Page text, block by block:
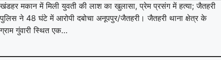
खंडहर मकान में मिली युवती की लाश का खुलासा, प्रेम प्रसंग में हत्या; जैतहरी
पुलिस ने 48 घंटे में आरोपी दबोचा अनूपपुर/जैतहरी। जैतहरी थाना क्षेत्र के
ग्राम गुंवारी स्थित एक…